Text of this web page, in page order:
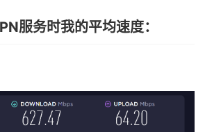
服务时我的平均速度：